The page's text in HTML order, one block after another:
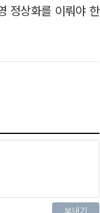
정상화를 이뤄야 한